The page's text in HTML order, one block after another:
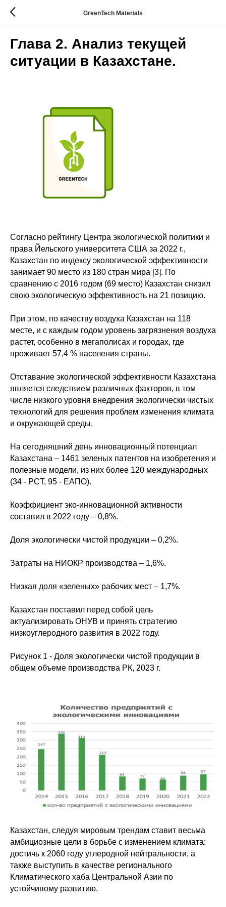
GreenTech Materials
Глава 2. Анализ текущей
ситуации в Казахстане.
Согласно рейтингу Центра экологической политики и
права Йельского университета США за 2022 г.,
Казахстан по индексу экологической эффективности
занимает 90 место из 180 стран мира [3]. По
сравнению с 2016 годом (69 место) Казахстан снизил
свою экологическую эффективность на 21 позицию.
При этом, по качеству воздуха Казахстан на 118
месте, и с каждым годом уровень загрязнения воздуха
растет, особенно в мегаполисах и городах, где
проживает 57,4 % населения страны.
Отставание экологической эффективности Казахстана
является следствием различных факторов, в том
числе низкого уровня внедрения экологически чистых
технологий для решения проблем изменения климата
и окружающей среды.
На сегодняшний день инновационный потенциал
Казахстана – 1461 зеленых патентов на изобретения и
полезные модели, из них более 120 международных
(34 - PCT, 95 - ЕАПО).
Коэффициент эко-инновационной активности
составил в 2022 году – 0,8%.
Доля экологически чистой продукции – 0,2%.
Затраты на НИОКР производства – 1,6%.
Низкая доля «зеленых» рабочих мест – 1,7%.
Казахстан поставил перед собой цель
актуализировать ОНУВ и принять стратегию
низкоуглеродного развития в 2022 году.
Рисунок 1 - Доля экологически чистой продукции в
общем объеме производства РК, 2023 г.
Казахстан, следуя мировым трендам ставит весьма
амбициозные цели в борьбе с изменением климата:
достичь к 2060 году углеродной нейтральности, а
также выступить в качестве регионального
Климатического хаба Центральной Азии по
устойчивому развитию.